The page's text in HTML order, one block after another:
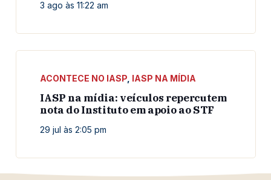
3 ago às 11:22 am
ACONTECE NO IASP IASP NA MÍDIA
IASP na mídia: veículos repercutem
nota do Instituto em apoio ao STF
29 jul às 2:05 pm